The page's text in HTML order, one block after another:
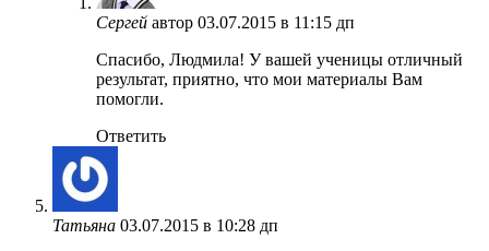
Сергей автор 03.07.2015 в 11:15 дп
Спасибо, Людмила! У вашей ученицы отличный
результат, приятно, что мои материалы Вам
помогли.
Ответить
Татьяна 03.07.2015 в 10:28 дп